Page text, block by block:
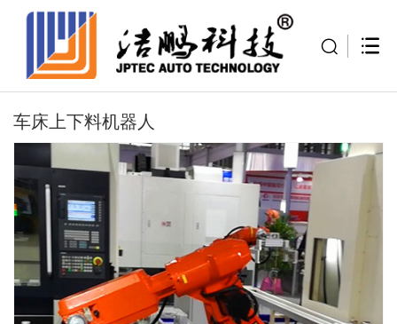
车床上下料机器人